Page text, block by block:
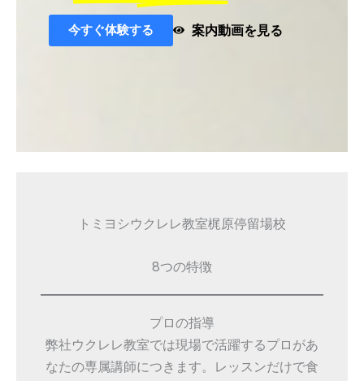
今すぐ体験する 案内動画を見る
トミヨシウクレレ教室梶原停留場校
8つの特徴
プロの指導
弊社ウクレレ教室では現場で活躍するプロがあ
なたの専属講師につきます。レッスンだけで食